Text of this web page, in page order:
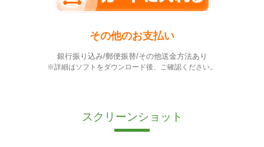
その他のお支払い
銀行振り込み/郵便振替/その他送金方法あり
※詳細はソフトをダウンロード後、ご確認ください。
スクリーンショット